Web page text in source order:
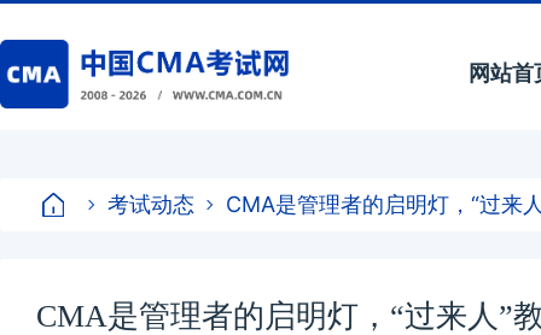
网站首
考试动态 CMA是管理者的启明灯，“过来
CMA是管理者的启明灯，“过来人”